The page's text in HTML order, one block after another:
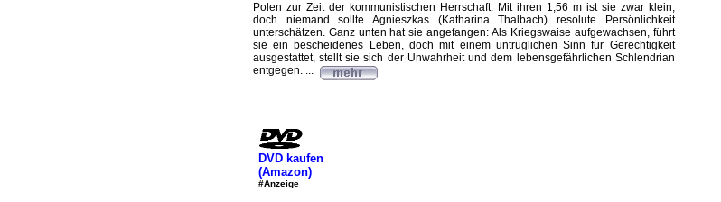
Polen zur Zeit der kommunistischen Herrschaft. Mit ihren 1,56 m ist sie zwar klein,
doch niemand sollte Agnieszkas (Katharina Thalbach) resolute Persönlichkeit
unterschätzen. Ganz unten hat sie angefangen: Als Kriegswaise aufgewachsen, führt
sie ein bescheidenes Leben, doch mit einem untrüglichen Sinn für Gerechtigkeit
ausgestattet, stellt sie sich der Unwahrheit und dem lebensgefährlichen Schlendrian
entgegen. ...
DVD kaufen
(Amazon)
#Anzeige